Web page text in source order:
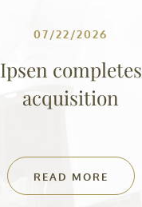
07/22/2026
Ipsen completes
acquisition
READ MORE